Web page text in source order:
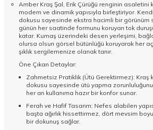
Amber Kraş Şal, Erik Çürüğü renginin asaletini
modern ve dinamik yapısıyla birleştiriyor.
dokusu sayesinde ekstra hacimli bir görünüm
günün her saatinde formunu koruyan tok
katar. Kumaş üzerindeki desen yerleşimi,
olursa olsun görsel bütünlüğü koruyarak her
şıklık sergilemenize olanak tanır.
Öne Çıkan Detaylar:
Zahmetsiz Pratiklik (Ütü Gerektirmez): Kraş
dokusu sayesinde ütü yapma zorunluluğunu
her an kullanıma hazır bir konfor sunar.
Ferah ve Hafif Tasarım: Nefes alabilen
başta ağırlık hissettirmez, dört mevsim
bir dokunuş sağlar.